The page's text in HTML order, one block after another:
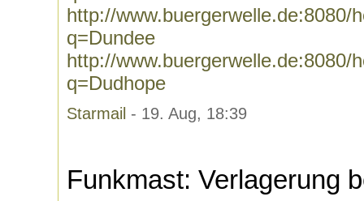
http://www.buergerwelle.de:8080/
q=Dundee
http://www.buergerwelle.de:8080/
q=Dudhope
Starmail - 19. Aug, 18:39
Funkmast: Verlagerung